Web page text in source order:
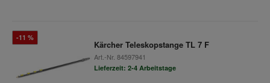
-11 %
Kärcher Teleskopstange TL 7 F
Art.-Nr. 84597941
Lieferzeit: 2-4 Arbeitstage